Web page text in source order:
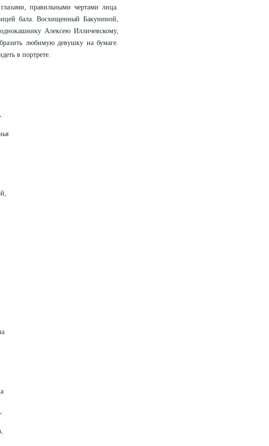
правильными чертами лица.
бала. Восхищенный Бакуниной,
Алексею Илличевскому,
любимую девушку на бумаге.
в портрете.